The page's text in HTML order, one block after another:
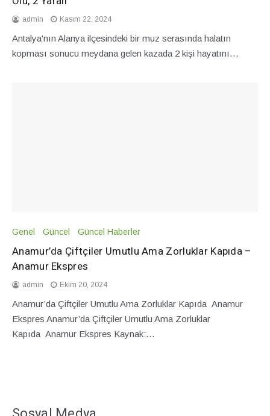
admin Kasım 22, 2024
Antalya'nın Alanya ilçesindeki bir muz serasında halatın
kopması sonucu meydana gelen kazada 2 kişi hayatını…
Genel Güncel Güncel Haberler
Anamur’da Çiftçiler Umutlu Ama Zorluklar Kapıda –
Anamur Ekspres
admin Ekim 20, 2024
Anamur’da Çiftçiler Umutlu Ama Zorluklar Kapıda Anamur
Ekspres Anamur’da Çiftçiler Umutlu Ama Zorluklar
Kapıda Anamur Ekspres Kaynak:…